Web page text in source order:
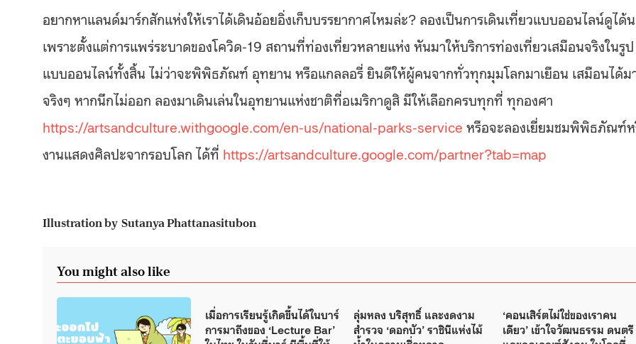
อยากหาแลนด์มาร์กสักแห่งให้เราได้เดินอ้อยอิ่งเก็บบรรยากาศไหมล่ะ? ลองเป็นการเดินเที่ยวแบบออนไลน์ดูได้
เพราะตั้งแต่การแพร่ระบาดของโควิด-19 สถานที่ท่องเที่ยวหลายแห่ง หันมาให้บริการท่องเที่ยวเสมือนจริงในรูป
แบบออนไลน์ทั้งสิ้น ไม่ว่าจะพิพิธภัณฑ์ อุทยาน หรือแกลลอรี่ ยินดีให้ผู้คนจากทั่วทุกมุมโลกมาเยือน เสมือนได้ม
จริงๆ หากนึกไม่ออก ลองมาเดินเล่นในอุทยานแห่งชาติที่อเมริกาดูสิ มีให้เลือกครบทุกที่ ทุกองศา
https://artsandculture.withgoogle.com/en-us/national-parks-service หรือจะลองเยี่ยมชมพิพิธภัณฑ์
งานแสดงศิลปะจากรอบโลก ได้ที่ https://artsandculture.google.com/partner?tab=map
Illustration by Sutanya Phattanasitubon
You might also like
เมื่อการเรียนรู้เกิดขึ้นได้ในบาร์
การมาถึงของ ‘Lecture Bar’
ลุ่มหลง บริสุทธิ์ และงดงาม
สำรวจ ‘ดอกบัว’ ราชินีแห่งไม้
‘คอนเสิร์ตไม่ใช่ของเราคน
เดียว’ เข้าใจวัฒนธรรม ดนตรี